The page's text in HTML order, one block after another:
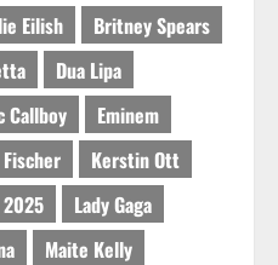
Eilish
Britney Spears
Dua Lipa
Callboy
Eminem
Kerstin Ott
Lady Gaga
Maite Kelly